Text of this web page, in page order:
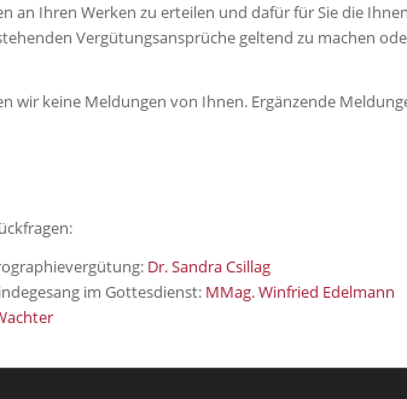
an Ihren Werken zu erteilen und dafür für Sie die
Vergütungsansprüche geltend zu machen
wir keine Meldungen von Ihnen. Ergänzende
Dr. Sandra Csillag
im Gottesdienst: MMag. Winfried Edelmann